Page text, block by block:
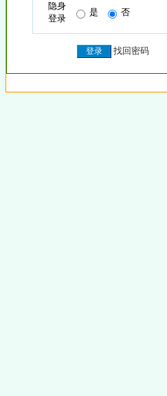
隐身
登录
是 否
找回密码